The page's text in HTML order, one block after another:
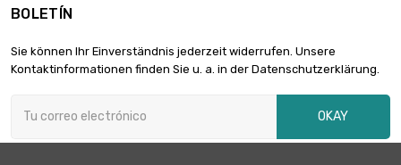
diámetro : 3mm
39,69 €
largo : 1 Meter
BOLETÍN
Sie können Ihr Einverständnis jederzeit widerrufen. Unsere
Kontaktinformationen finden Sie u. a. in der Datenschutzerklärung.
OKAY